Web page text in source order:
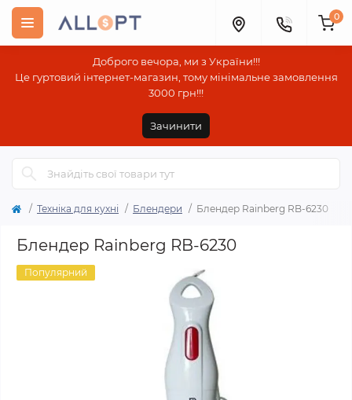
Доброго вечора, ми з України!!!
Це гуртовий інтернет-магазин, тому мінімальне замовлення
3000 грн!!!
Зачинити
0
Техніка для кухні Блендери Блендер Rainberg RB-6230
Блендер Rainberg RB-6230
Популярний